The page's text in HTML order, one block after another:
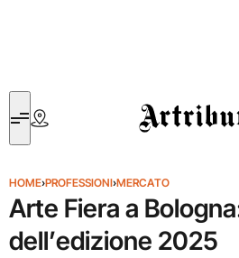
Artribune
HOME›PROFESSIONI›MERCATO
Arte Fiera a
dell’edizione 2025